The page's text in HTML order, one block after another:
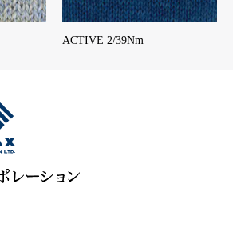
ACTIVE 2/39Nm